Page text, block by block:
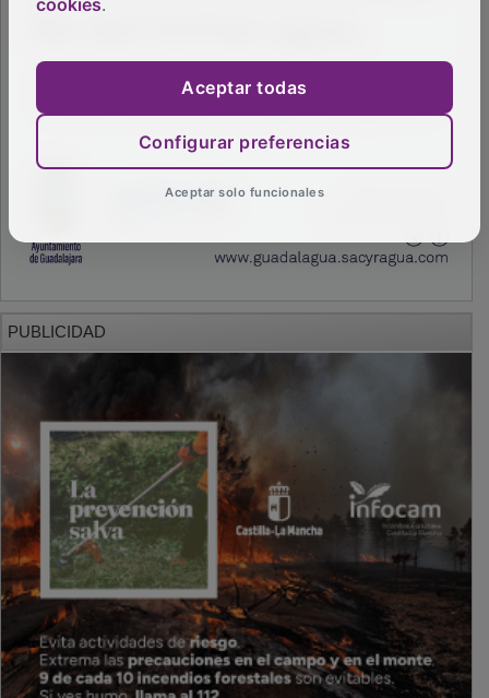
PUBLICIDAD
cookies.
Aceptar todas
Configurar preferencias
Aceptar solo funcionales